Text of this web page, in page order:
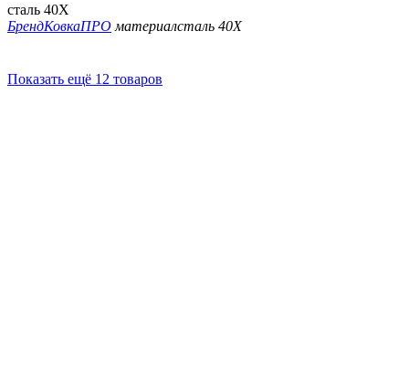
сталь 40Х
БрендКовкаПРО материалсталь 40Х
Показать ещё 12 товаров